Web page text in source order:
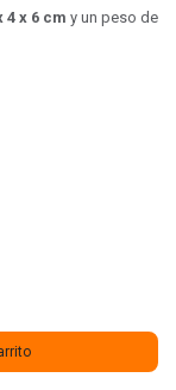
4 x 6 cm y un peso de